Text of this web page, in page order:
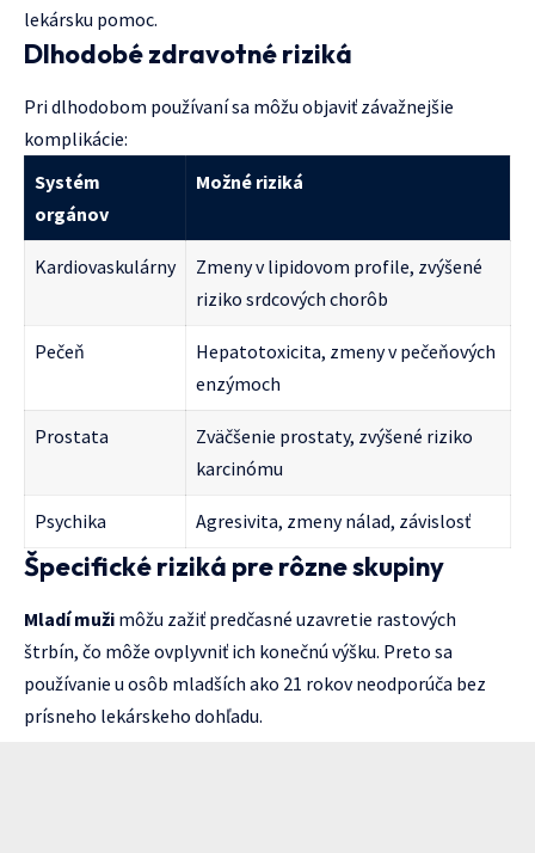
lekársku pomoc.
Dlhodobé zdravotné riziká
Pri dlhodobom používaní sa môžu objaviť závažnejšie
komplikácie:
Systém
orgánov
Možné riziká
Kardiovaskulárny
Zmeny v lipidovom profile, zvýšené
riziko srdcových chorôb
Pečeň
Hepatotoxicita, zmeny v pečeňových
enzýmoch
Prostata
Zväčšenie prostaty, zvýšené riziko
karcinómu
Psychika Agresivita, zmeny nálad, závislosť
Špecifické riziká pre rôzne skupiny
Mladí muži môžu zažiť predčasné uzavretie rastových
štrbín, čo môže ovplyvniť ich konečnú výšku. Preto sa
používanie u osôb mladších ako 21 rokov neodporúča bez
prísneho lekárskeho dohľadu.